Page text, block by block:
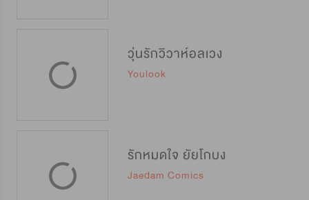
วุ่นรักวิวาห์อลเวง
Youlook
รักหมดใจ ยัยโกบง
Jaedam Comics